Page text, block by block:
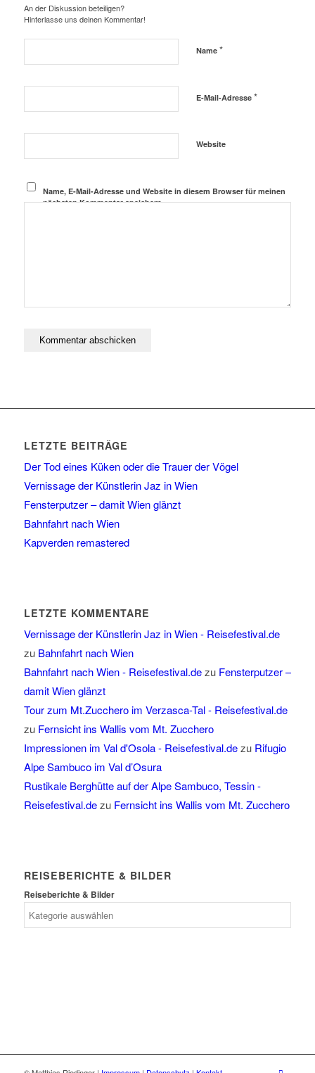
An der Diskussion beteiligen?
Hinterlasse uns deinen Kommentar!
Name *
E-Mail-Adresse *
Website
Name, E-Mail-Adresse und Website in diesem Browser für meinen
nächsten Kommentar speichern.
LETZTE BEITRÄGE
Der Tod eines Küken oder die Trauer der Vögel
Vernissage der Künstlerin Jaz in Wien
Fensterputzer – damit Wien glänzt
Bahnfahrt nach Wien
Kapverden remastered
LETZTE KOMMENTARE
Vernissage der Künstlerin Jaz in Wien - Reisefestival.de
zu Bahnfahrt nach Wien
Bahnfahrt nach Wien - Reisefestival.dezu Fensterputzer –
damit Wien glänzt
Tour zum Mt.Zucchero im Verzasca-Tal - Reisefestival.de
zu Fernsicht ins Wallis vom Mt. Zucchero
Impressionen im Val d'Osola - Reisefestival.dezu Rifugio
Alpe Sambuco im Val d’Osura
Rustikale Berghütte auf der Alpe Sambuco, Tessin -
Reisefestival.dezu Fernsicht ins Wallis vom Mt. Zucchero
REISEBERICHTE & BILDER
Reiseberichte & Bilder